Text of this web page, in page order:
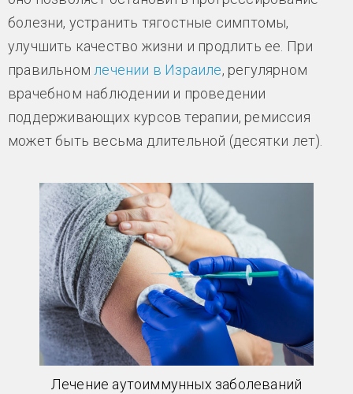
болезни, устранить тягостные симптомы,
улучшить качество жизни и продлить ее. При
правильномлечении в Израиле, регулярном
врачебном наблюдении и проведении
поддерживающих курсов терапии, ремиссия
может быть весьма длительной (десятки лет).
Лечение аутоиммунных заболеваний